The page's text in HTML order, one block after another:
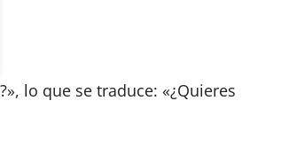
lo que se traduce: «¿Quieres